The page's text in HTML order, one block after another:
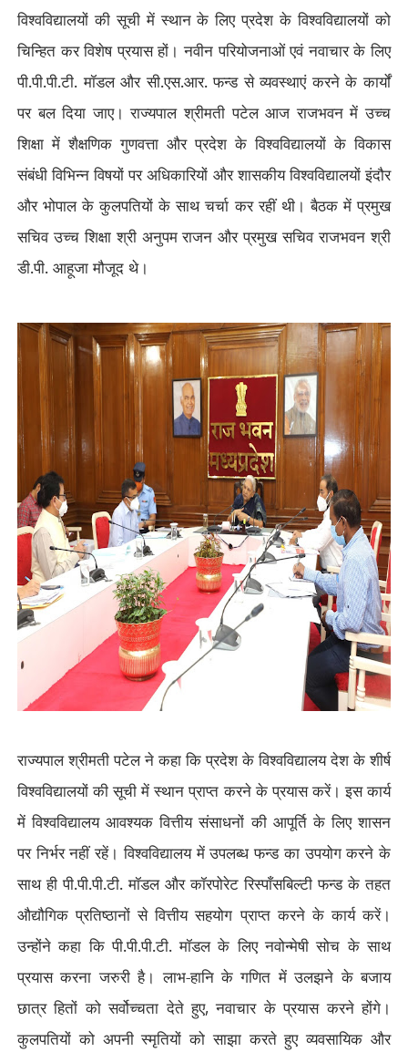
विश्वविद्यालयों की सूची में स्थान के लिए प्रदेश के विश्वविद्यालयों को
चिन्हित कर विशेष प्रयास हों। नवीन परियोजनाओं एवं नवाचार के लिए
पी.पी.पी.टी. मॉडल और सी.एस.आर. फन्ड से व्यवस्थाएं करने के कार्यों
पर बल दिया जाए। राज्यपाल श्रीमती पटेल आज राजभवन में उच्च
शिक्षा में शैक्षणिक गुणवत्ता और प्रदेश के विश्वविद्यालयों के विकास
संबंधी विभिन्न विषयों पर अधिकारियों और शासकीय विश्वविद्यालयों इंदौर
और भोपाल के कुलपतियों के साथ चर्चा कर रहीं थी। बैठक में प्रमुख
सचिव उच्च शिक्षा श्री अनुपम राजन और प्रमुख सचिव राजभवन श्री
डी.पी. आहूजा मौजूद थे।
राज्यपाल श्रीमती पटेल ने कहा कि प्रदेश के विश्वविद्यालय देश के शीर्ष
विश्वविद्यालयों की सूची में स्थान प्राप्त करने के प्रयास करें। इस कार्य
में विश्वविद्यालय आवश्यक वित्तीय संसाधनों की आपूर्ति के लिए शासन
पर निर्भर नहीं रहें। विश्वविद्यालय में उपलब्ध फन्ड का उपयोग करने के
साथ ही पी.पी.पी.टी. मॉडल और कॉरपोरेट रिस्पाँसबिल्टी फन्ड के तहत
औद्यौगिक प्रतिष्ठानों से वित्तीय सहयोग प्राप्त करने के कार्य करें।
उन्होंने कहा कि पी.पी.पी.टी. मॉडल के लिए नवोन्मेषी सोच के साथ
प्रयास करना जरुरी है। लाभ-हानि के गणित में उलझने के बजाय
छात्र हितों को सर्वोच्चता देते हुए,नवाचार के प्रयास करने होंगे।
कुलपतियों को अपनी स्मृतियों को साझा करते हुए व्यवसायिक और